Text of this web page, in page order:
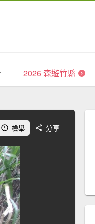
2026 森遊竹縣
檢舉 分享